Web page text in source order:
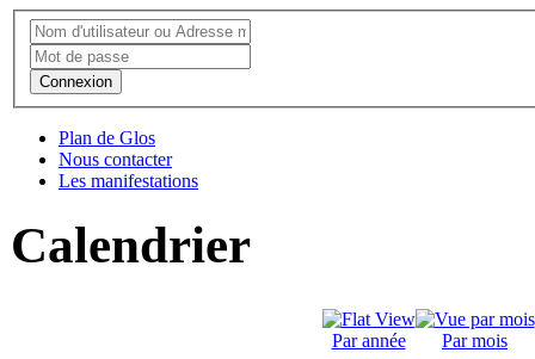
Connexion
Plan de Glos
Nous contacter
Les manifestations
Calendrier
Par année Par mois